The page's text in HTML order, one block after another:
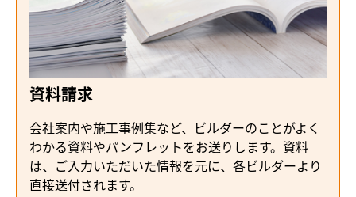
資料請求
会社案内や施工事例集など、ビルダーのことがよく
わかる資料やパンフレットをお送りします。資料
は、ご入力いただいた情報を元に、各ビルダーより
直接送付されます。